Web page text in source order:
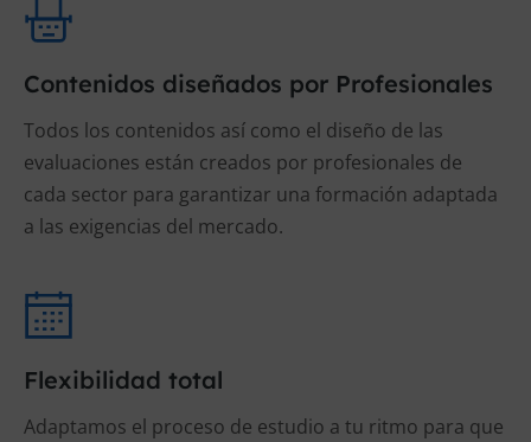
Contenidos diseñados por Profesionales
Todos los contenidos así como el diseño de las
evaluaciones están creados por profesionales de
cada sector para garantizar una formación adaptada
a las exigencias del mercado.
Flexibilidad total
Adaptamos el proceso de estudio a tu ritmo para que